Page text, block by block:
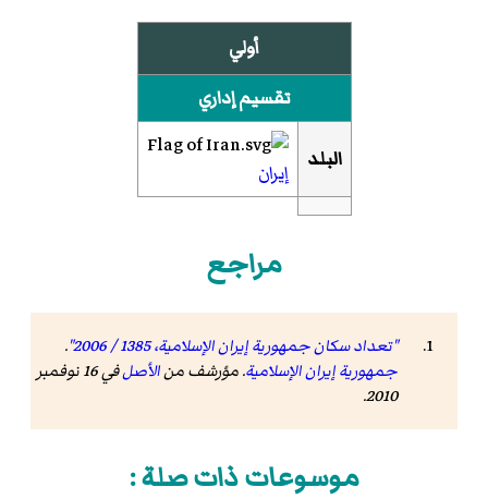
أولي
تقسيم إداري
البلد إيران
مراجع
"تعداد سكان جمهورية إيران الإسلامية، 1385 / 2006"
.
جمهورية إيران الإسلامية. مؤرشف منالأصل
في 16 نوفمبر
2010.
موسوعات ذات صلة :